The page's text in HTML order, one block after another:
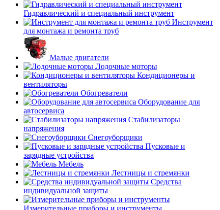
Гидравлический и специальный инструмент
Инструмент
для монтажа и ремонта труб
Малые двигатели
Лодочные моторы
Кондиционеры и
вентиляторы
Обогреватели
Оборудование для
автосервиса
Стабилизаторы
напряжения
Снегоуборщики
Пусковые и
зарядные устройства
Мебель
Лестницы и стремянки
Средства
индивидуальной защиты
Измерительные приборы и инструменты